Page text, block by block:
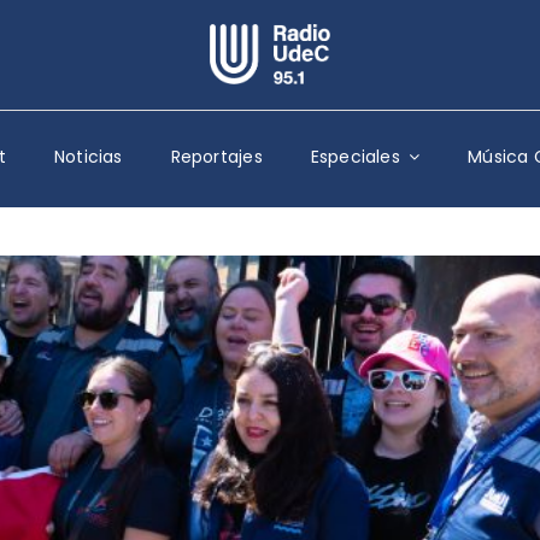
Escuchar Radio UdeC en vivo
Quiénes Somos
Programación
Podcast
Noticias
Reportajes
Columnas
Música Clásica
Especiales
Noticias Reportajes Especiales Música